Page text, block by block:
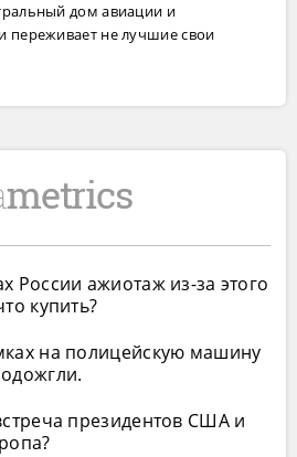
дом авиации и
переживает не лучшие свои
России ажиотаж из-за этого
купить?
на полицейскую машину
президентов США и